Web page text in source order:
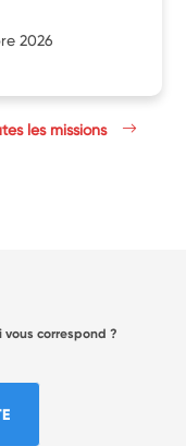
2026
les missions
correspond ?